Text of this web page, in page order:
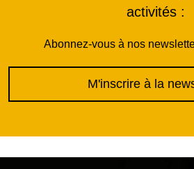
activités :
Abonnez-vous à nos
M'inscrire à la